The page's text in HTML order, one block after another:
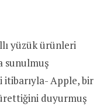
yüzük ürünleri
sunulmuş
itibarıyla- Apple, bir
ürettiğini duyurmuş